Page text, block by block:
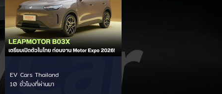
EV Cars Thailand
10 ชั่วโมงที่ผ่านมา